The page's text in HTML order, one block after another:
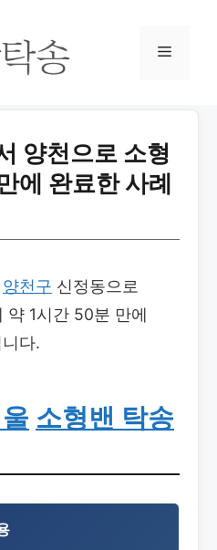
양천으로 소형
에 완료한 사례
양천구 신정동으로
1시간 50분 만에
다.
소형밴 탁송